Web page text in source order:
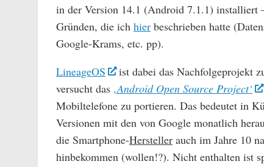
in der Version 14.1 (Android 7.1.1) installiert
Gründen, die ich hier beschrieben hatte
Google-Krams, etc. pp).
LineageOS
ist dabei das Nachfolgeprojekt
versucht das ‚Android Open Source Project‘
Mobiltelefone zu portieren. Das bedeutet in
Versionen mit den von Google monatlich
die Smartphone-Hersteller auch im Jahre 10
hinbekommen (wollen!?). Nicht enthalten ist